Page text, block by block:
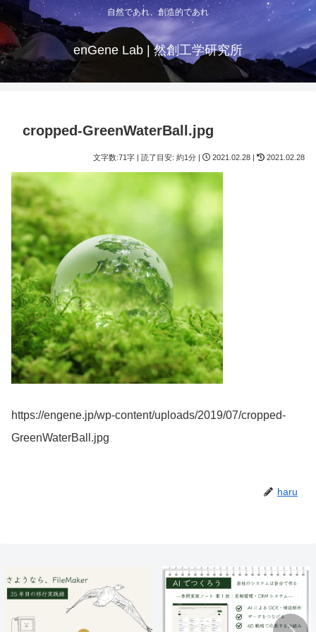
自然であれ、創造的であれ
enGene Lab | 然創工学研究所
cropped-GreenWaterBall.jpg
文字数:71字 | 読了目安: 約1分 | 2021.02.28 | 2021.02.28
https://engene.jp/wp-content/uploads/2019/07/cropped-
GreenWaterBall.jpg
haru